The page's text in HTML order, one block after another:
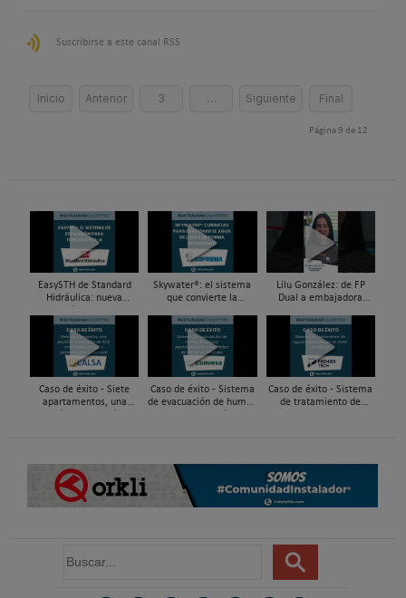
Suscribirse a este canal RSS
Inicio Anterior 3 … Siguiente Final
Página 9 de 12
EasySTH de Standard
Hidráulica: nueva
de expansión para
tuberías PEX
Skywater®: el sistema
que convierte la
infraestructura activa de
gestión del agua...
Lilu González: de FP
Dual a embajadora
| Mecatrónica Industrial
Caso de éxito - Siete
apartamentos, una
Caso de éxito - Sistema
de evacuación de humos
Caso de éxito - Sistema
de tratamiento de
u